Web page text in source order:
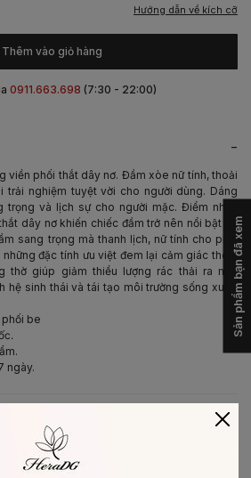
-
viền phối thắt dây nơ. Đầm xòe nữ tính, thoải
trải nghiệm tuyệt vời cho người dùng. Dáng
trọng và lịch sự cho người mặc. Điểm nhấn
dây nơ khiến chiếc đầm trở nên nổi bật và
sang trọng mà thanh lịch, nữ tính cho phái
đặc tính ưu việt đem lại cảm giác thoải
thờ giúp giảm thiểu lượng rác thải ra môi
hệ sinh thái và tái tạo môi trường sống xung
phối be
ngày.
tẩy có chứa Clo
Hướng dẫn về kích cỡ
Thêm vào giỏ hàng
0911.663.698 (7:30 - 22:00)
Sản phẩm bạn đã xem